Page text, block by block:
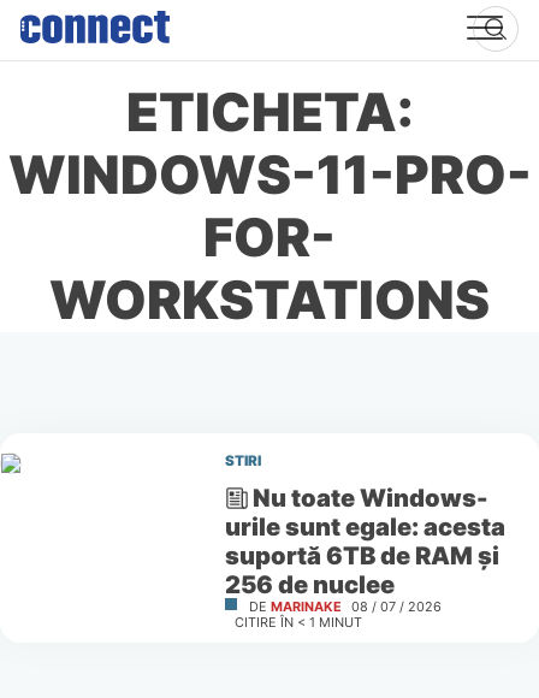
Skip
content
ETICHETA:
WINDOWS-11-PRO-
FOR-
WORKSTATIONS
STIRI
Nu toate Windows-
urile sunt egale: acesta
suportă 6TB de RAM și
256 de nuclee
DE MARINAKE
08 / 07 / 2026
CITIRE ÎN < 1 MINUT